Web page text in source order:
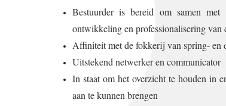
Bestuurder is bereid om samen
ontwikkeling en professionalisering
Affiniteit met de fokkerij van spring- en
Uitstekend netwerker en communicator
In staat om het overzicht te houden in
aan te kunnen brengen